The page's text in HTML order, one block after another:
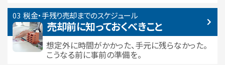
税金・手残り売却までのスケジュール
売却前に知っておくべきこと
想定外に時間がかかった、手元に残らなかった。
こうなる前に事前の準備を。